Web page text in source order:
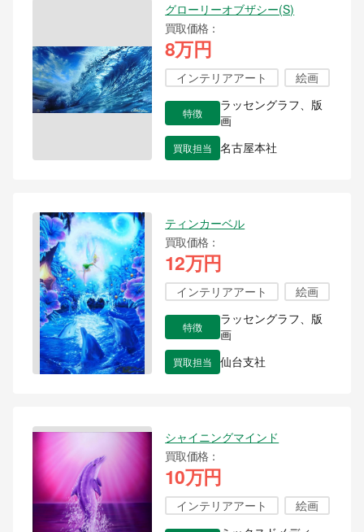
グローリーオブザシー(S)
買取価格
8万円
インテリアアート 絵画
特徴
ラッセングラフ、版
画
買取担当 名古屋本社
ティンカーベル
買取価格
12万円
インテリアアート 絵画
特徴
ラッセングラフ、版
画
買取担当 仙台支社
シャイニングマインド
買取価格
10万円
インテリアアート 絵画